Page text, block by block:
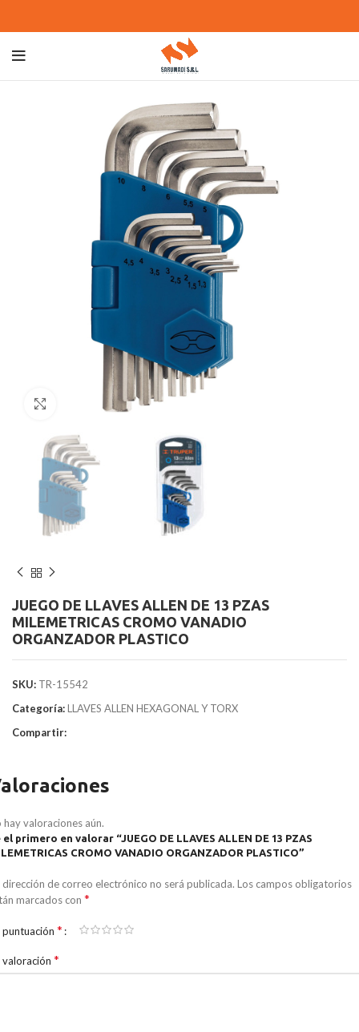
Clic para agrandar
JUEGO DE LLAVES ALLEN DE 13 PZAS
MILEMETRICAS CROMO VANADIO
ORGANZADOR PLASTICO
SKU: TR-15542
Categoría:LLAVES ALLEN HEXAGONAL Y TORX
Compartir:
hay valoraciones aún.
el primero en valorar “JUEGO DE LLAVES ALLEN DE 13 PZAS
CROMO VANADIO ORGANZADOR PLASTICO”
dirección de correo electrónico no será publicada. Los campos obligatorios
marcados con *
puntuación *
valoración *